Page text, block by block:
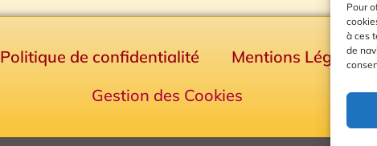
Pour
à ces
de
Politique de confidentialité Mentions Légales
Gestion des Cookies